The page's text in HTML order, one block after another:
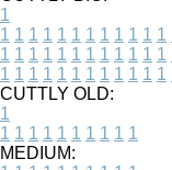
1
1 1 1 1 1 1 1 1 1 1 1 1
1 1 1 1 1 1 1 1 1 1 1 1
1 1 1 1 1 1 1 1 1 1 1 1
CUTTLY OLD:
1
1 1 1 1 1 1 1 1 1 1
MEDIUM: